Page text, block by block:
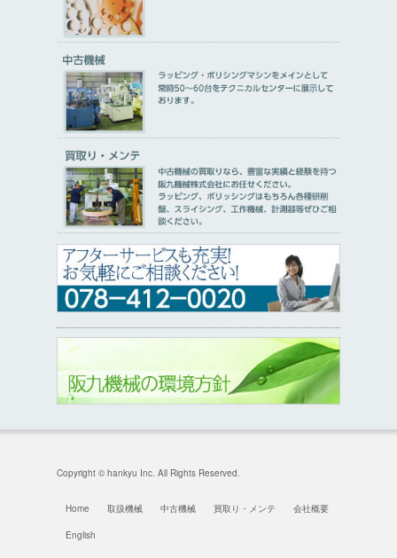
Copyright © hankyu Inc. All Rights Reserved.
Home 取扱機械 中古機械 買取り・メンテ 会社概要
English